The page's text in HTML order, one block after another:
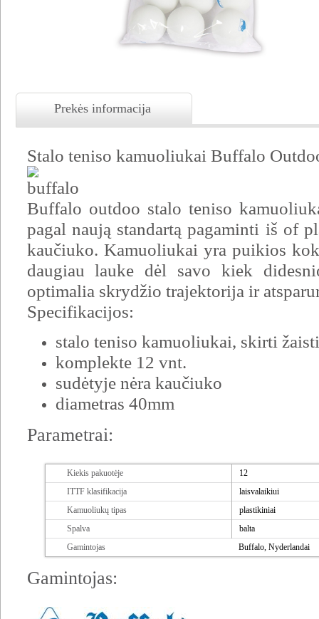
Prekės informacija
Stalo teniso kamuoliukai Buffalo
Buffalo outdoo stalo teniso
pagal naują standartą pagaminti iš of
kaučiuko. Kamuoliukai yra puikios
daugiau lauke dėl savo kiek
optimalia skrydžio trajektorija ir
Specifikacijos:
stalo teniso kamuoliukai, skirti
komplekte 12 vnt.
sudėtyje nėra kaučiuko
diametras 40mm
Parametrai:
Kiekis pakuotėje
12
ITTF klasifikacija
laisvalaikiui
Kamuoliukų tipas
plastikiniai
Spalva
balta
Gamintojas
Buffalo, Nyderlandai
Gamintojas: